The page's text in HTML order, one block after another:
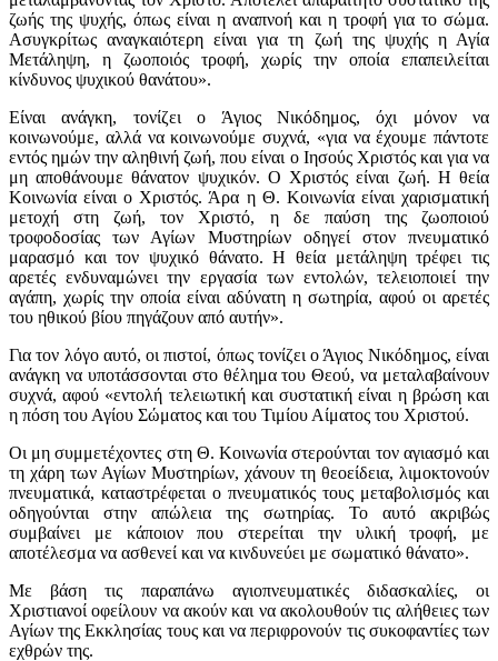
ζωής της ψυχής, όπως είναι η αναπνοή και η τροφή για το σώμα.
Ασυγκρίτως αναγκαιότερη είναι για τη ζωή της ψυχής η Αγία
Μετάληψη, η ζωοποιός τροφή, χωρίς την οποία επαπειλείται
κίνδυνος ψυχικού θανάτου».
Είναι ανάγκη, τονίζει ο Άγιος Νικόδημος, όχι μόνον να
κοινωνούμε, αλλά να κοινωνούμε συχνά, «για να έχουμε πάντοτε
εντός ημών την αληθινή ζωή, που είναι ο Ιησούς Χριστός και για να
μη αποθάνουμε θάνατον ψυχικόν. Ο Χριστός είναι ζωή. Η θεία
Κοινωνία είναι ο Χριστός. Άρα η Θ. Κοινωνία είναι χαρισματική
μετοχή στη ζωή, τον Χριστό, η δε παύση της ζωοποιού
τροφοδοσίας των Αγίων Μυστηρίων οδηγεί στον πνευματικό
μαρασμό και τον ψυχικό θάνατο. Η θεία μετάληψη τρέφει τις
αρετές ενδυναμώνει την εργασία των εντολών, τελειοποιεί την
αγάπη, χωρίς την οποία είναι αδύνατη η σωτηρία, αφού οι αρετές
του ηθικού βίου πηγάζουν από αυτήν».
Για τον λόγο αυτό, οι πιστοί, όπως τονίζει ο Άγιος Νικόδημος, είναι
ανάγκη να υποτάσσονται στο θέλημα του Θεού, να μεταλαβαίνουν
συχνά, αφού «εντολή τελειωτική και συστατική είναι η βρώση και
η πόση του Αγίου Σώματος και του Τιμίου Αίματος του Χριστού.
Οι μη συμμετέχοντες στη Θ. Κοινωνία στερούνται τον αγιασμό και
τη χάρη των Αγίων Μυστηρίων, χάνουν τη θεοείδεια, λιμοκτονούν
πνευματικά, καταστρέφεται ο πνευματικός τους μεταβολισμός και
οδηγούνται στην απώλεια της σωτηρίας. Το αυτό ακριβώς
συμβαίνει με κάποιον που στερείται την υλική τροφή, με
αποτέλεσμα να ασθενεί και να κινδυνεύει με σωματικό θάνατο».
Με βάση τις παραπάνω αγιοπνευματικές διδασκαλίες, οι
Χριστιανοί οφείλουν να ακούν και να ακολουθούν τις αλήθειες των
Αγίων της Εκκλησίας τους και να περιφρονούν τις συκοφαντίες των
εχθρών της.